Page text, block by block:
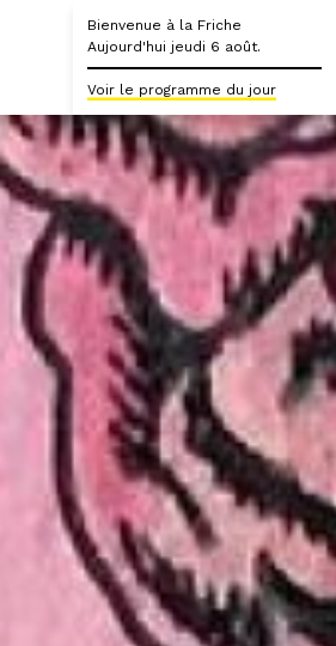
Bienvenue à la Friche
Aujourd'hui jeudi 6 août.
Voir le programme du jour